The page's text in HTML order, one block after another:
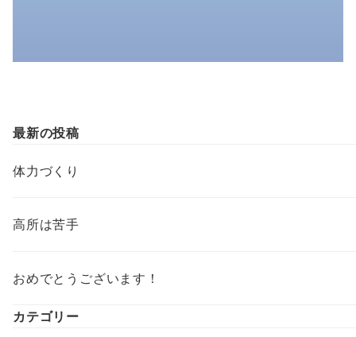
最新の投稿
体力づくり
高所は苦手
おめでとうございます！
カテゴリー